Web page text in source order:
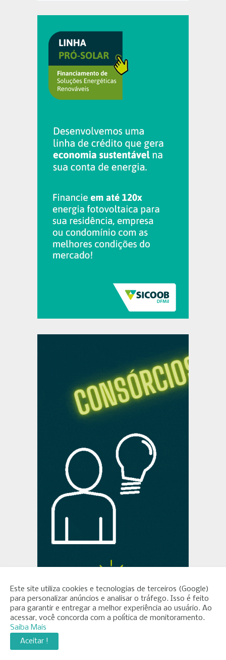
Este site utiliza cookies e tecnologias de terceiros (Google)
para personalizar anúncios e analisar o tráfego. Isso é feito
para garantir e entregar a melhor experiência ao usuário. Ao
acessar, você concorda com a política de monitoramento.
Saiba Mais
Aceitar !